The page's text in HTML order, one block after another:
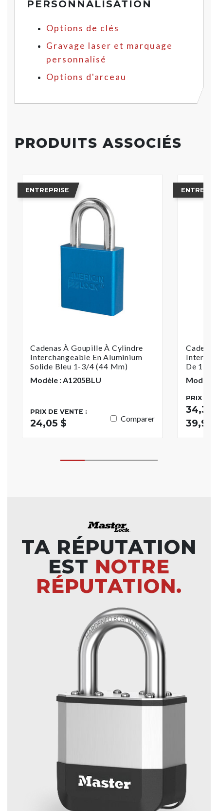
PERSONNALISATION
Options de clés
Gravage laser et marquage
personnalisé
Options d'arceau
PRODUITS ASSOCIÉS
ENTREPRISE
Cadenas À Goupille À Cylindre
Interchangeable En Aluminium
Solide Bleu 1-3/4 (44 Mm)
Modèle : A1205BLU
PRIX DE VENTE :
24,05 $ Comparer
De 1-3/
Modèle
PRIX DE
34,34
39,93
TA RÉPUTATION
EST NOTRE
RÉPUTATION.